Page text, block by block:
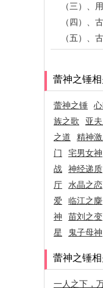
（三）、
（四）、
（五）、
蕾神之锤
蕾神之锤
族之歌
亚
之道
精神
门
宅男女神
战
神经递质
厅
水晶之恋
爱
临江之麋
神
苗刘之变
星
鬼子母神
蕾神之锤
一人之下，